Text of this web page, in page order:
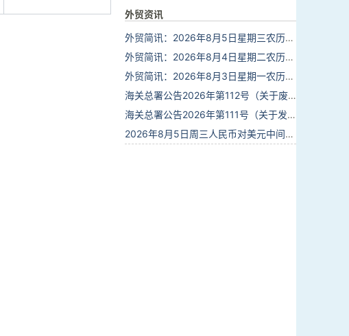
外贸资讯
外贸简讯：2026年8月5日星期三农历六月廿三
外贸简讯：2026年8月4日星期二农历六月廿二
外贸简讯：2026年8月3日星期一农历六月廿一
海关总署公告2026年第112号（关于废止部分卫生检疫类规范性文件的公告）
海关总署公告2026年第111号（关于发布《进出境动植物检疫处理监督管理工作规定》《进出境卫生处理监督管理工作规定》的公告）
2026年8月5日周三人民币对美元中间价报6.7889调升28个基点